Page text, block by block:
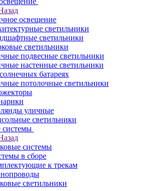
освещение
светильники
светильники
светильники
подвесные светильники
настенные светильники
батареях
потолочные светильники
уличные
светильники
системы
системы
в сборе
к трекам
светильники